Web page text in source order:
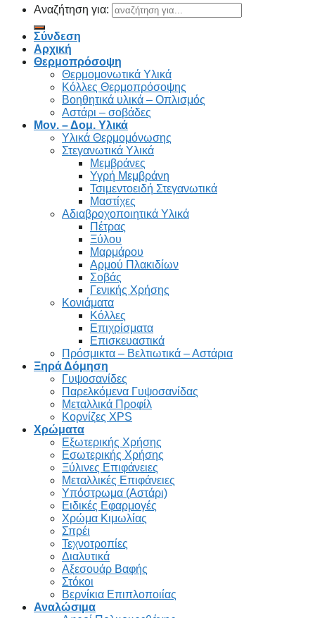
Αναζήτηση για:
Σύνδεση
Αρχική
Θερμοπρόσοψη
Θερμομονωτικά Υλικά
Κόλλες Θερμοπρόσοψης
Βοηθητικά υλικά – Οπλισμός
Αστάρι – σοβάδες
Μον. – Δομ. Υλικά
Υλικά Θερμομόνωσης
Στεγανωτικά Υλικά
Μεμβράνες
Υγρή Μεμβράνη
Τσιμεντοειδή Στεγανωτικά
Μαστίχες
Αδιαβροχοποιητικά Υλικά
Πέτρας
Ξύλου
Μαρμάρου
Αρμού Πλακιδίων
Σοβάς
Γενικής Χρήσης
Κονιάματα
Κόλλες
Επιχρίσματα
Επισκευαστικά
Πρόσμικτα – Βελτιωτικά – Αστάρια
Ξηρά Δόμηση
Γυψοσανίδες
Παρελκόμενα Γυψοσανίδας
Μεταλλικά Προφίλ
Κορνίζες XPS
Χρώματα
Εξωτερικής Χρήσης
Εσωτερικής Χρήσης
Ξύλινες Επιφάνειες
Μεταλλικές Επιφάνειες
Υπόστρωμα (Αστάρι)
Ειδικές Εφαρμογές
Χρώμα Κιμωλίας
Σπρέι
Τεχνοτροπίες
Διαλυτικά
Αξεσουάρ Βαφής
Στόκοι
Βερνίκια Επιπλοποιίας
Αναλώσιμα